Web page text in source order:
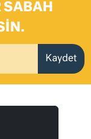
SABAH
Kaydet